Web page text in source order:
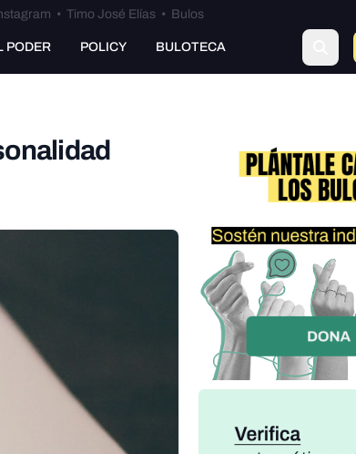
• Timo José Elías• Bulos
PODER POLICY BULOTECA